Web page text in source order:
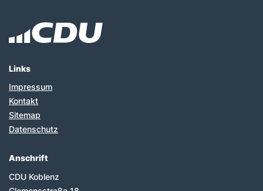
Fußbereich
Links
Impressum
Kontakt
Sitemap
Datenschutz
Anschrift
CDU Koblenz